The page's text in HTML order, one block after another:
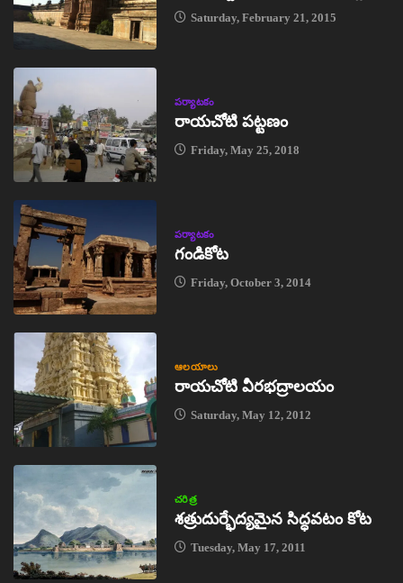
Saturday, February 21, 2015
పర్యాటకం
రాయచోటి పట్టణం
Friday, May 25, 2018
పర్యాటకం
గండికోట
Friday, October 3, 2014
ఆలయాలు
రాయచోటి వీరభద్రాలయం
Saturday, May 12, 2012
చరిత్ర
శత్రుదుర్భేద్యమైన సిద్ధవటం కోట
Tuesday, May 17, 2011